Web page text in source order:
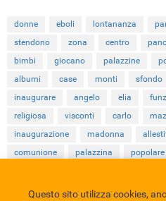
donne eboli lontananza
stendono
zona centro
bimbi
giocano palazzine
alburni
case monti sfondo
inaugurare
angelo elia
religiosa
visconti carlo
inaugurazione
madonna
comunione
palazzina popolare
Questo sito utilizza cookies,